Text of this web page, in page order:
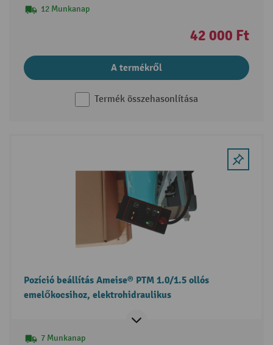
12 Munkanap
42 000 Ft
A termékről
Termék összehasonlítása
Pozíció beállítás Ameise® PTM 1.0/1.5 ollós
emelőkocsihoz, elektrohidraulikus
7 Munkanap